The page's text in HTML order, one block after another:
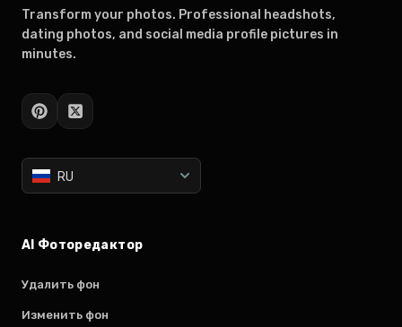
Transform your photos. Professional headshots,
dating photos, and social media profile pictures in
minutes.
RU
AI Фоторедактор
Удалить фон
Изменить фон